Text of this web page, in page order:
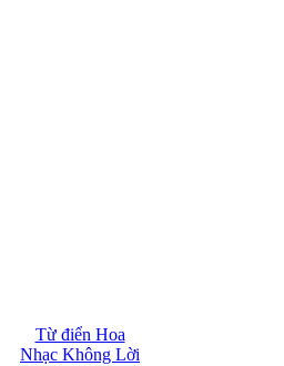
Từ điển Hoa
Nhạc Không Lời